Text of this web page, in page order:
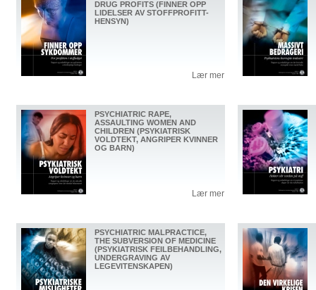
DRUG PROFITS (FINNER OPP
LIDELSER AV STOFFPROFITT-
HENSYN)
Lær mer
PSYCHIATRIC RAPE,
ASSAULTING WOMEN AND
CHILDREN (PSYKIATRISK
VOLDTEKT, ANGRIPER KVINNER
OG BARN)
Lær mer
PSYCHIATRIC MALPRACTICE,
THE SUBVERSION OF MEDICINE
(PSYKIATRISK FEILBEHANDLING,
UNDERGRAVING AV
LEGEVITENSKAPEN)